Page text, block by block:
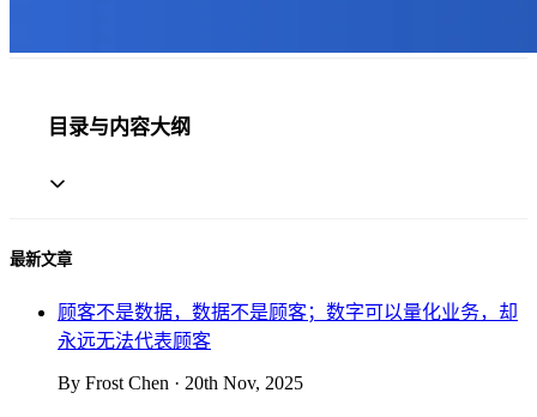
目录与内容大纲
最新文章
顾客不是数据，数据不是顾客；数字可以量化业务，却
永远无法代表顾客
By Frost Chen · 20th Nov, 2025